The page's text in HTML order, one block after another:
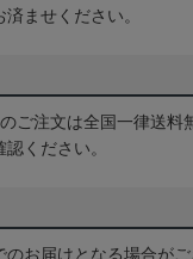
ませください。
ご注文は全国一律送料
認ください。
お届けとなる場合が